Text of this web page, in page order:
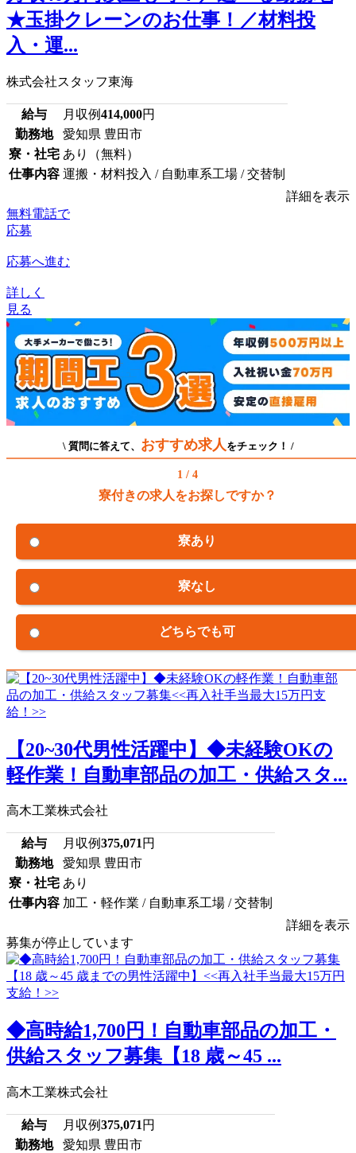
★玉掛クレーンのお仕事！／材料投
入・運...
株式会社スタッフ東海
給与 月収例414,000円
勤務地
愛知県 豊田市
寮・社宅 あり（無料）
仕事内容 運搬・材料投入 / 自動車系工場 / 交替制
詳細を表示
無料電話で
応募
応募へ進む
詳しく
見る
\ 質問に答えて、 おすすめ求人 をチェック！ /
1 / 4
寮付きの求人をお探しですか？
寮あり
寮なし
どちらでも可
【20~30代男性活躍中】◆未経験OKの
軽作業！自動車部品の加工・供給スタ...
高木工業株式会社
給与 月収例375,071円
勤務地
愛知県 豊田市
寮・社宅 あり
仕事内容 加工・軽作業 / 自動車系工場 / 交替制
詳細を表示
募集が停止しています
◆高時給1,700円！自動車部品の加工・
供給スタッフ募集【18 歳～45 ...
高木工業株式会社
給与 月収例375,071 円
勤務地
愛知県 豊田市